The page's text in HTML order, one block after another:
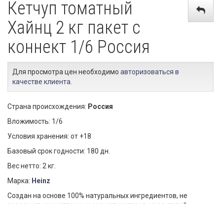
Кетчуп томатный
Хайнц 2 кг пакет с
коннект 1/6 Россия
Для просмотра цен необходимо авторизоваться в
качестве клиента
Страна происхождения: Россия
Вложимость: 1/6
Условия хранения: от +18
Базовый срок годности: 180 дн.
Вес нетто: 2 кг.
Марка: Heinz
Создан на основе 100% натуральных ингредиентов, не